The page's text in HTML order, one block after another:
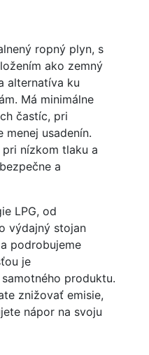
ropný plyn, s
ako zemný
alternatíva ku
Má minimálne
častíc, pri
menej usadenín.
pri nízkom tlaku a
a
LPG, od
výdajný stojan
podrobujeme
je
produktu.
znižovať emisie,
nápor na svoju